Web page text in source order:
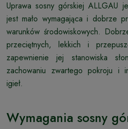
Uprawa sosny górskiej ALLGAU
jest mało wymagająca i dobrze
warunków środowiskowych.
przeciętnych, lekkich i
zapewnienie jej stanowiska
zachowaniu zwartego pokroju i
igieł.
Wymagania sosny